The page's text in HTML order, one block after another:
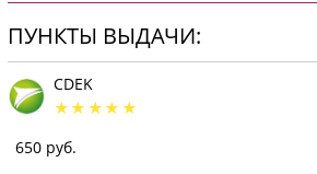
ПУНКТЫ ВЫДАЧИ:
CDEK
650 руб.